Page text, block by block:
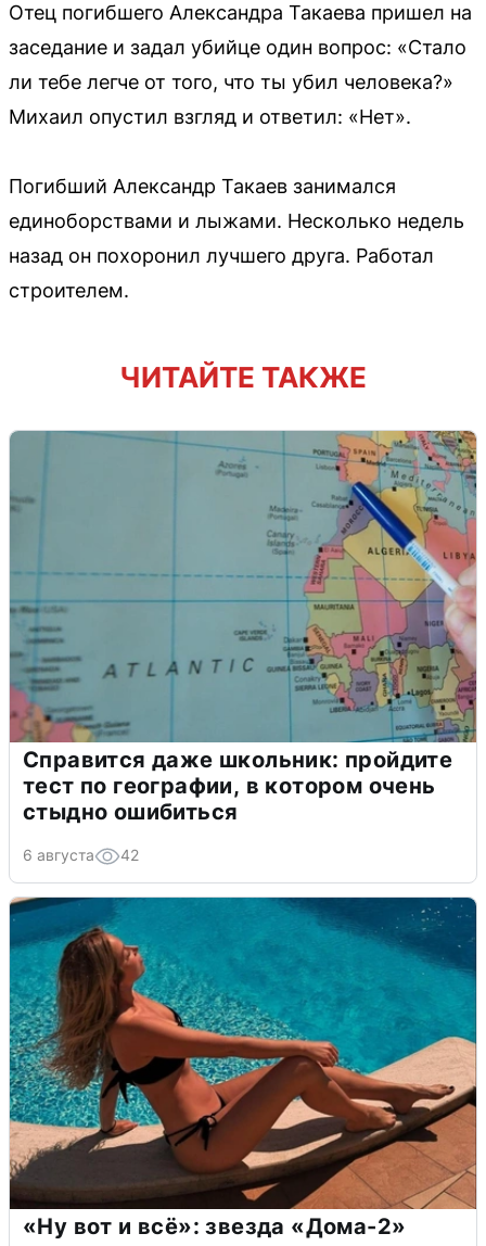
Отец погибшего Александра Такаева пришел на
заседание и задал убийце один вопрос: «Стало
ли тебе легче от того, что ты убил человека?»
Михаил опустил взгляд и ответил: «Нет».
Погибший Александр Такаев занимался
единоборствами и лыжами. Несколько недель
назад он похоронил лучшего друга. Работал
строителем.
ЧИТАЙТЕ ТАКЖЕ
Справится даже школьник: пройдите
тест по географии, в котором очень
стыдно ошибиться
6 августа 42
«Ну вот и всё»: звезда «Дома-2»